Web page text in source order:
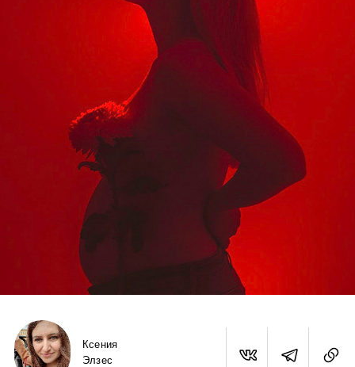
Ксения
Элзес